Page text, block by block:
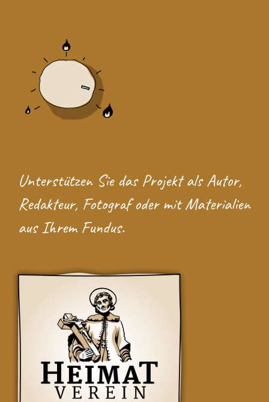
Unterstützen Sie das Projektals Autor,
Redakteur, Fotograf oder mit Materialien
aus Ihrem Fundus.